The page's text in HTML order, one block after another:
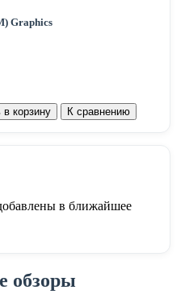
Graphics
в корзину К сравнению
в ближайшее
обзоры